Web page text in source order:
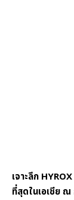
เจาะลึก
ที่สุดในเอเชีย ณ